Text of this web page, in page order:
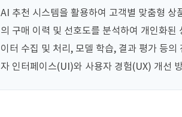
AI 추천 시스템을 활용하여 고객별 맞춤형
의 구매 이력 및 선호도를 분석하여 개인화된
이터 수집 및 처리, 모델 학습, 결과 평가 등
자 인터페이스(UI)와 사용자 경험(UX) 개선